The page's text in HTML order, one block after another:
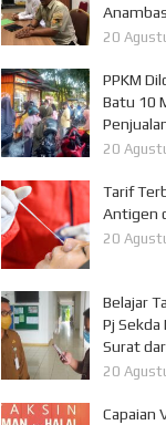
Anambas
20
PPKM
Batu 10
20
Tarif
Antigen
20
Belajar
Pj
Surat
20
Capaian